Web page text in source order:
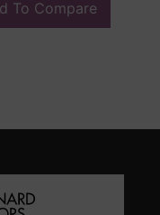
To Compare